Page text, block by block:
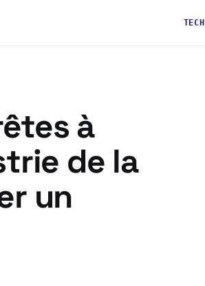
TECH
à
de la
un